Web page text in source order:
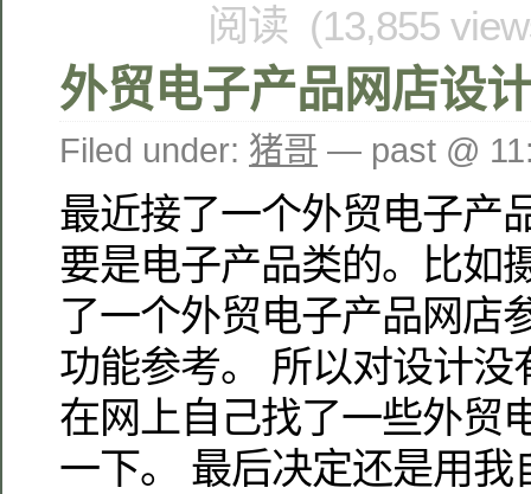
阅读 (13,855
外贸电子产品网店设
Filed under: 猪哥 — past @
最近接了一个外贸电子产
要是电子产品类的。比如
了一个外贸电子产品网店
功能参考。 所以对设计没
在网上自己找了一些外贸
一下。 最后决定还是用我